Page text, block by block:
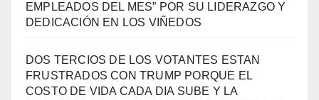
EMPLEADOS DEL MES” POR SU LIDERAZGO Y
DEDICACIÓN EN LOS VIÑEDOS
DOS TERCIOS DE LOS VOTANTES ESTAN
FRUSTRADOS CON TRUMP PORQUE EL
COSTO DE VIDA CADA DIA SUBE Y LA